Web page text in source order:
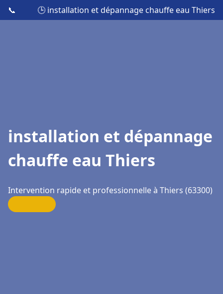
📞 🕒 installation et dépannage chauffe eau Thiers
installation et dépannage
chauffe eau Thiers
Intervention rapide et professionnelle à Thiers (63300)